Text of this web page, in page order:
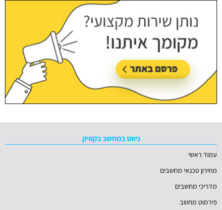
ניווט במחשב בקוויק
עמוד ראשי
מחירון טכנאי מחשבים
מדריכי מחשבים
פירמוט מחשב